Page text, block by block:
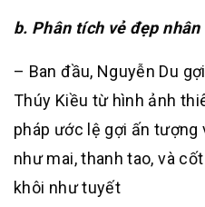
b. Phân tích vẻ đẹp
– Ban đầu, Nguyễn Du
Thúy Kiều từ hình ảnh
pháp ước lệ gợi ấn
như mai, thanh tao, và
khôi như tuyết